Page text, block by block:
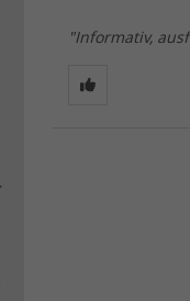
"Informativ,